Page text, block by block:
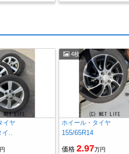
イヤ
..
4枚
ホイール・タイヤ
155/65R14
価格 2.97万円